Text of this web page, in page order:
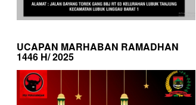
UCAPAN MARHABAN RAMADHAN
1446 H/ 2025